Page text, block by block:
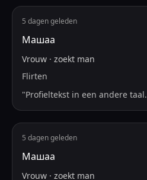
5 dagen geleden
Машаа
Vrouw · zoekt man
Flirten
"Profieltekst in een andere taal.
5 dagen geleden
Машаа
Vrouw · zoekt man